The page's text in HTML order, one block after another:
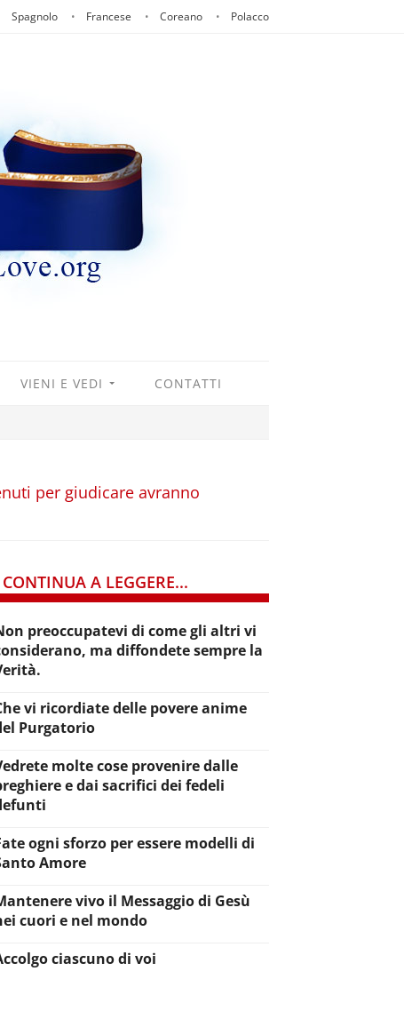
Spagnolo Francese Coreano Polacco
VIENI E VEDI CONTATTI
per giudicare avranno
CONTINUA A LEGGERE...
preoccupatevi di come gli altri vi
ma diffondete sempre la
vi ricordiate delle povere anime
Purgatorio
molte cose provenire dalle
e dai sacrifici dei fedeli
ogni sforzo per essere modelli di
Amore
vivo il Messaggio di Gesù
cuori e nel mondo
ciascuno di voi